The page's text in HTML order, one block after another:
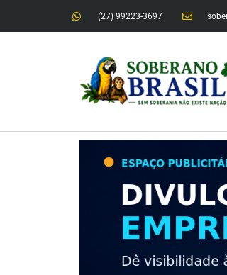
(27) 99223-3697